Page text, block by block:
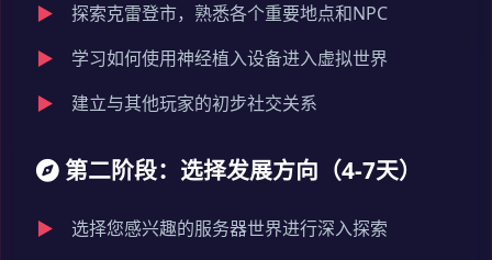
探索克雷登市，熟悉各个重要地点和NPC
学习如何使用神经植入设备进入虚拟世界
建立与其他玩家的初步社交关系
第二阶段：选择发展方向（4-7天）
选择您感兴趣的服务器世界进行深入探索